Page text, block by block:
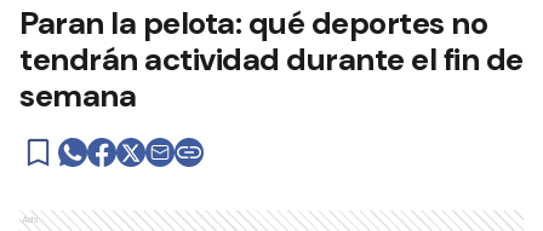
Paran la pelota: qué deportes no
tendrán actividad durante el fin de
semana
Ads